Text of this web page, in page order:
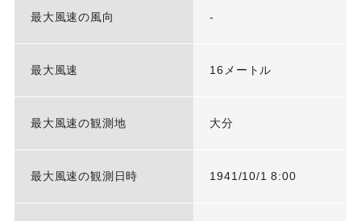
最大風速の風向 -
最大風速 16メートル
最大風速の観測地 大分
最大風速の観測日時 1941/10/1 8:00